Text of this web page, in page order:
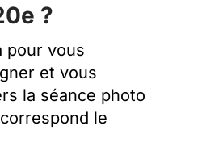
?
pour vous
et vous
la séance photo
le